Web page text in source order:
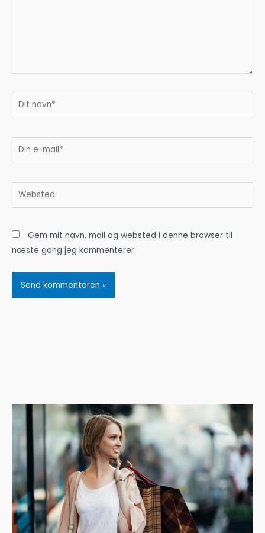
Dit
Din
Websted
Gem mit navn, mail og websted i denne browser til
næste gang jeg kommenterer.